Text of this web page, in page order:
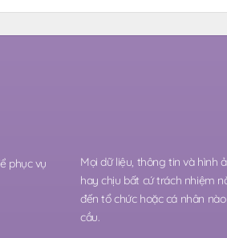
phục vụ
Mọi dữ liệu, thông tin và hình
hay chịu bất cứ trách nhiệm
đến tổ chức hoặc cá nhân
cầu.